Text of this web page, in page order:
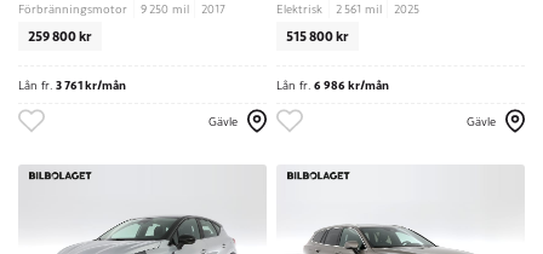
Förbränningsmotor
9 250 mil 2017
259 800 kr
Lån fr. 3 761 kr/mån
Gävle
Elektrisk
2 561 mil 2025
515 800 kr
Lån fr. 6 986 kr/mån
Gävle